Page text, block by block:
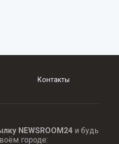
Контакты
NEWSROOM24и будь
городе: